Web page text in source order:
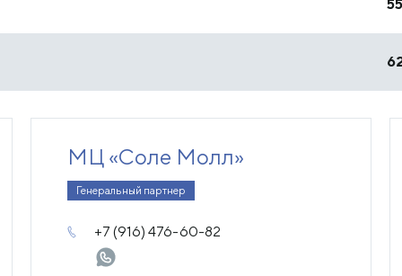
МЦ «Соле Молл»
Генеральный партнер
+7 (916) 476-60-82